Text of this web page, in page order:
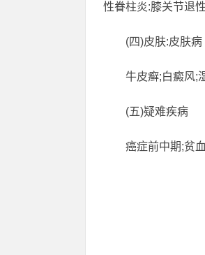
性眷柱炎:膝关节退
(四)皮肤:皮肤病
牛皮癣;白癜风;
(五)疑难疾病
癌症前中期;贫